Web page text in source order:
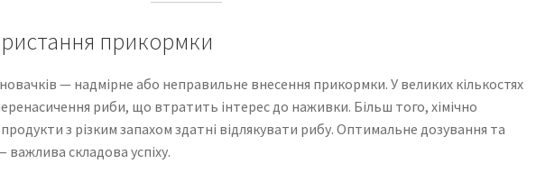
прикормки
— надмірне або неправильне внесення прикормки. У великих кількостях
риби, що втратить інтерес до наживки. Більш того, хімічно
з різким запахом здатні відлякувати рибу. Оптимальне дозування та
складова успіху.